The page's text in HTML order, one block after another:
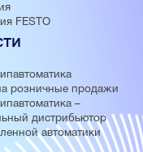
FESTO
розничные продажи
–
дистрибьютор
автоматики